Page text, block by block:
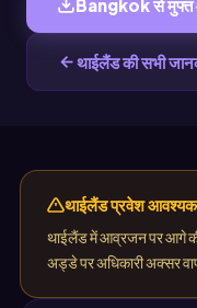
Bangkok से मुफ्त
थाईलैंड की सभी
थाईलैंड प्रवेश
थाईलैंड में आव्रजन पर आगे की
अड्डे पर अधिकारी अक्सर